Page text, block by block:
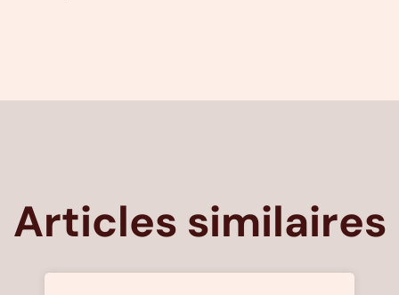
Articles similaires